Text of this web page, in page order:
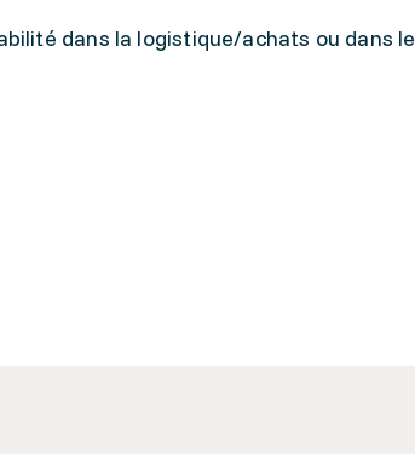
dans la logistique/achats ou dans le